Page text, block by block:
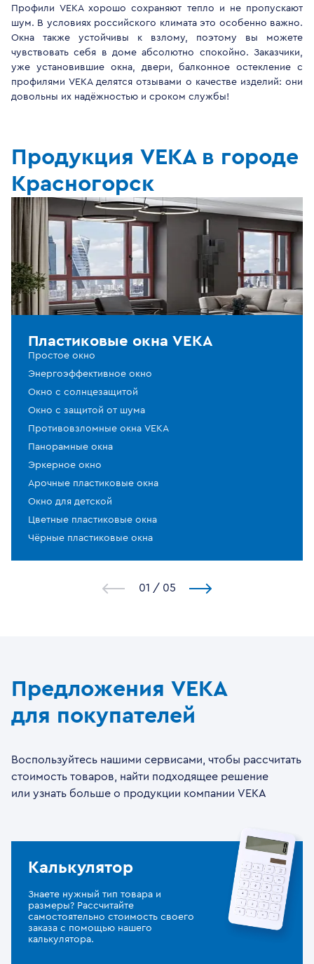
Профили VEKA хорошо сохраняют тепло и не пропускают
шум. В условиях российского климата это особенно важно.
Окна также устойчивы к взлому, поэтому вы можете
чувствовать себя в доме абсолютно спокойно. Заказчики,
уже установившие окна, двери, балконное остекление с
профилями VEKA делятся отзывами о качестве изделий: они
довольны их надёжностью и сроком службы!
Продукция VEKA в городе
Красногорск
Пластиковые окна VEKA
Простое окно
Энергоэффективное окно
Окно с солнцезащитой
Окно с защитой от шума
Противовзломные окна VEKA
Панорамные окна
Эркерное окно
Арочные пластиковые окна
Окно для детской
Цветные пластиковые окна
Чёрные пластиковые окна
1 / 5
Предложения VEKA
для покупателей
Воспользуйтесь нашими сервисами, чтобы рассчитать
стоимость товаров, найти подходящее решение
или узнать больше о продукции компании VEKA
Калькулятор
Знаете нужный тип товара и
размеры? Рассчитайте
самостоятельно стоимость своего
заказа с помощью нашего
калькулятора.